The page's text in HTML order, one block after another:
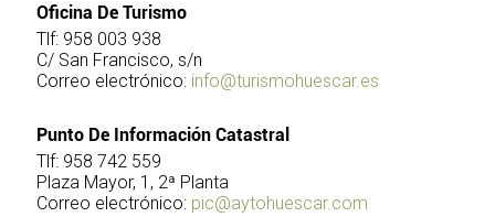
Oficina De Turismo
Tlf: 958 003 938
C/ San Francisco, s/n
Correo electrónico: info@turismohuescar.es
Punto De Información Catastral
Tlf: 958 742 559
Plaza Mayor, 1, 2ª Planta
Correo electrónico: pic@aytohuescar.com